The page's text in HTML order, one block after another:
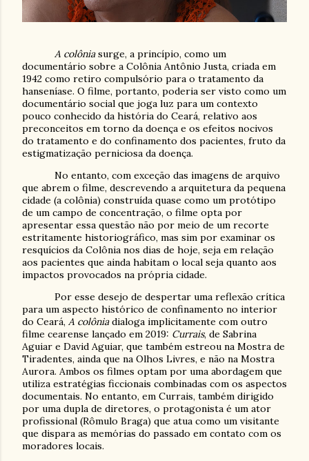
A colôniasurge, a princípio, como um
documentário sobre a Colônia Antônio Justa, criada em
1942 como retiro compulsório para o tratamento da
hanseníase. O filme, portanto, poderia ser visto como um
documentário social que joga luz para um contexto
pouco conhecido da história do Ceará, relativo aos
preconceitos em torno da doença e os efeitos nocivos
do tratamento e do confinamento dos pacientes, fruto da
estigmatização perniciosa da doença.
No entanto, com exceção das imagens de arquivo
que abrem o filme, descrevendo a arquitetura da pequena
cidade (a colônia) construída quase como um protótipo
de um campo de concentração, o filme opta por
apresentar essa questão não por meio de um recorte
estritamente historiográfico, mas sim por examinar os
resquícios da Colônia nos dias de hoje, seja em relação
aos pacientes que ainda habitam o local seja quanto aos
impactos provocados na própria cidade.
Por esse desejo de despertar uma reflexão crítica
para um aspecto histórico de confinamento no interior
do Ceará, A colôniadialoga implicitamente com outro
filme cearense lançado em 2019: Currais, de Sabrina
Aguiar e David Aguiar, que também estreou na Mostra de
Tiradentes, ainda que na Olhos Livres, e não na Mostra
Aurora. Ambos os filmes optam por uma abordagem que
utiliza estratégias ficcionais combinadas com os aspectos
documentais. No entanto, em Currais, também dirigido
por uma dupla de diretores, o protagonista é um ator
profissional (Rômulo Braga) que atua como um visitante
que dispara as memórias do passado em contato com os
moradores locais.